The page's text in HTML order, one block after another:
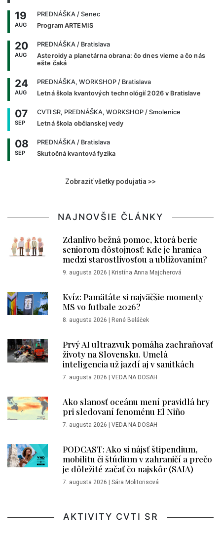
19
AUG
PREDNÁŠKA / Senec
Program ARTEMIS
20
AUG
PREDNÁŠKA / Bratislava
Asteroidy a planetárna obrana: čo dnes vieme a čo nás
ešte čaká
24
AUG
PREDNÁŠKA, WORKSHOP / Bratislava
Letná škola kvantových technológií 2026 v Bratislave
07
SEP
CVTI SR, PREDNÁŠKA, WORKSHOP / Smolenice
Letná škola občianskej vedy
08
SEP
PREDNÁŠKA / Bratislava
Skutočná kvantová fyzika
Zobraziť všetky podujatia >>
NAJNOVŠIE ČLÁNKY
Zdanlivo bežná pomoc, ktorá berie
seniorom dôstojnosť: Kde je hranica
medzi starostlivosťou a ubližovaním?
9. augusta 2026 Kristína Anna Majcherová
Kvíz: Pamätáte si najväčšie momenty
MS vo futbale 2026?
8. augusta 2026 René Beláček
Prvý AI ultrazvuk pomáha zachraňovať
životy na Slovensku. Umelá
inteligencia už jazdí aj v sanitkách
7. augusta 2026 VEDA NA DOSAH
Ako slanosť oceánu mení pravidlá hry
pri sledovaní fenoménu El Niño
7. augusta 2026 VEDA NA DOSAH
PODCAST: Ako si nájsť štipendium,
mobilitu či štúdium v zahraničí a prečo
je dôležité začať čo najskôr (SAIA)
7. augusta 2026 Sára Molitorisová
AKTIVITY CVTI SR